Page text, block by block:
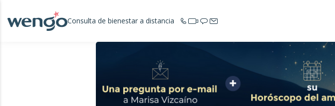
Consulta de bienestar a distancia